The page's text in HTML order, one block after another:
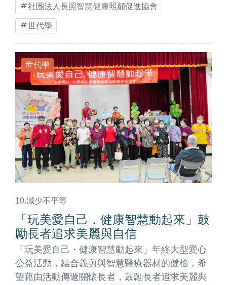
社團法人長照智慧健康照顧促進協會
世代學
世代學
10.減少不平等
「玩美愛自己．健康智慧動起來」鼓
勵長者追求美麗與自信
「玩美愛自己・健康智慧動起來」年終大型愛心
公益活動，結合義剪與智慧醫療器材的健檢，希
望藉由活動傳遞關懷長者，鼓勵長者追求美麗與